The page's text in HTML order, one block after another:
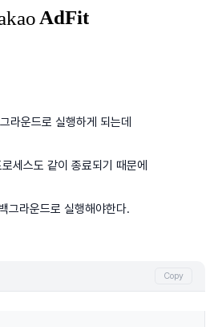
라운드로 실행하게 되는데
세스도 같이 종료되기 때문에
그라운드로 실행해야한다.
Copy